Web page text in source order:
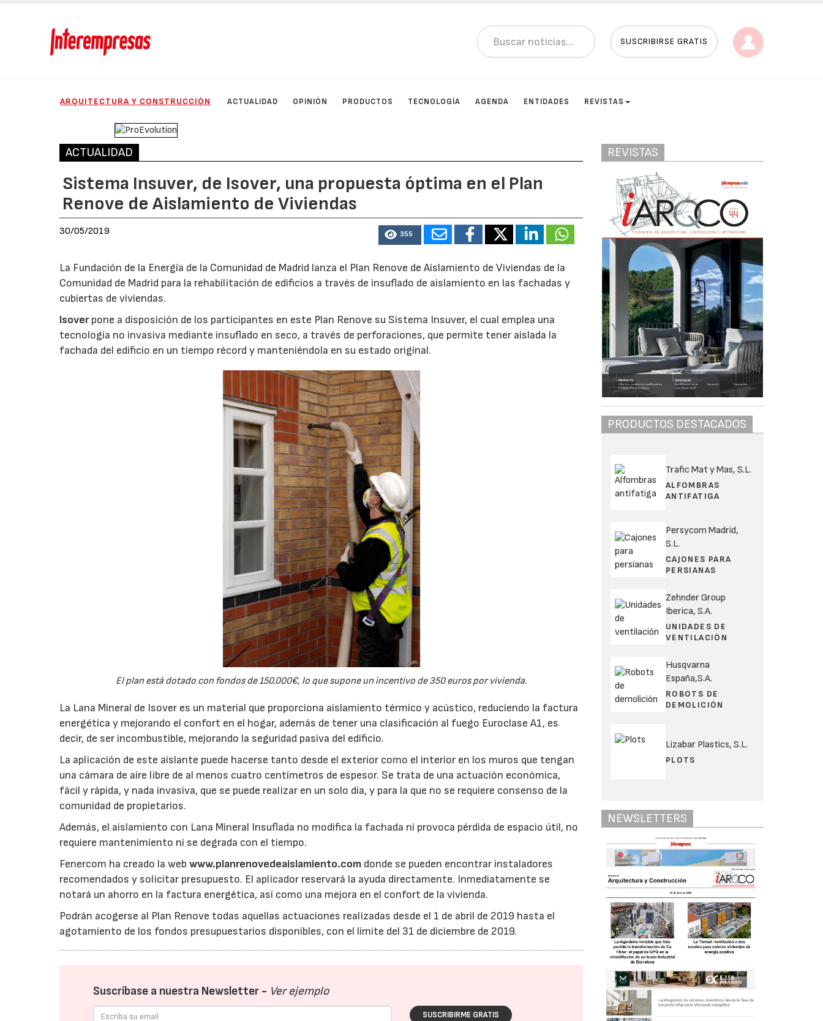
SUSCRIBIRSE GRATIS
ARQUITECTURA Y CONSTRUCCIÓN ACTUALIDAD OPINIÓN PRODUCTOS TECNOLOGÍA AGENDA ENTIDADES REVISTAS
ACTUALIDAD
Sistema Insuver, de Isover, una propuesta óptima en el Plan
Renove de Aislamiento de Viviendas
30/05/2019 355
La Fundación de la Energía de la Comunidad de Madrid lanza el Plan Renove de Aislamiento de Viviendas de la
Comunidad de Madrid para la rehabilitación de edificios a través de insuflado de aislamiento en las fachadas y
cubiertas de viviendas.
Isoverpone a disposición de los participantes en este Plan Renove su Sistema Insuver, el cual emplea una
tecnología no invasiva mediante insuflado en seco, a través de perforaciones, que permite tener aislada la
fachada del edificio en un tiempo récord y manteniéndola en su estado original.
El plan está dotado con fondos de 150.000€, lo que supone un incentivo de 350 euros por vivienda.
La Lana Mineral de Isover es un material que proporciona aislamiento térmico y acústico, reduciendo la factura
energética y mejorando el confort en el hogar, además de tener una clasificación al fuego Euroclase A1, es
decir, de ser incombustible, mejorando la seguridad pasiva del edificio.
La aplicación de este aislante puede hacerse tanto desde el exterior como el interior en los muros que tengan
una cámara de aire libre de al menos cuatro centímetros de espesor. Se trata de una actuación económica,
fácil y rápida, y nada invasiva, que se puede realizar en un solo día, y para la que no se requiere consenso de la
comunidad de propietarios.
Además, el aislamiento con Lana Mineral Insuflada no modifica la fachada ni provoca pérdida de espacio útil, no
requiere mantenimiento ni se degrada con el tiempo.
Fenercom ha creado la webwww.planrenovedeaislamiento.com donde se pueden encontrar instaladores
recomendados y solicitar presupuesto. El aplicador reservará la ayuda directamente. Inmediatamente se
notará un ahorro en la factura energética, así como una mejora en el confort de la vivienda.
Podrán acogerse al Plan Renove todas aquellas actuaciones realizadas desde el 1 de abril de 2019 hasta el
agotamiento de los fondos presupuestarios disponibles, con el límite del 31 de diciembre de 2019.
Suscríbase a nuestra Newsletter - Ver ejemplo
SUSCRIBIRME GRATIS
REVISTAS
PRODUCTOS DESTACADOS
Trafic Mat y Mas, S.L.
ALFOMBRAS
ANTIFATIGA
Persycom Madrid,
S.L.
CAJONES PARA
PERSIANAS
Zehnder Group
Iberica, S.A.
UNIDADES DE
VENTILACIÓN
Husqvarna
España,S.A.
ROBOTS DE
DEMOLICIÓN
Lizabar Plastics, S.L.
PLOTS
NEWSLETTERS